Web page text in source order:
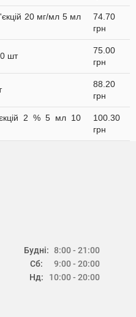
20 мг/мл 5 мл
74.70
грн
шт
75.00
грн
88.20
грн
2 % 5 мл 10
100.30
грн
Будні:
Сб:
Нд:
8:00 - 21:00
9:00 - 20:00
10:00 - 20:00